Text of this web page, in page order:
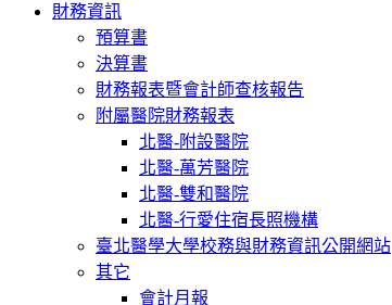
財務資訊
預算書
決算書
財務報表暨會計師查核報告
附屬醫院財務報表
北醫-附設醫院
北醫-萬芳醫院
北醫-雙和醫院
北醫-行愛住宿長照機構
臺北醫學大學校務與財務資訊公開網站
其它
會計月報